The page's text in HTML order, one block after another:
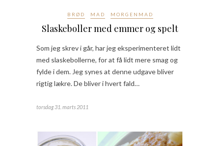
BRØD MAD MORGENMAD
Slaskeboller med emmer og spelt
Som jeg skrev i går, har jeg eksperimenteret lidt
med slaskebollerne, for at få lidt mere smag og
fylde i dem. Jeg synes at denne udgave bliver
rigtig lækre. De bliver i hvert fald…
torsdag 31. marts 2011